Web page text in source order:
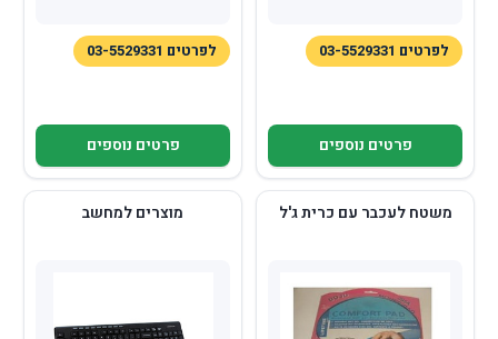
לפרטים 03-5529331
פרטים נוספים
לפרטים 03-5529331
פרטים נוספים
משטח לעכבר עם כרית ג'ל מוצרים למחשב